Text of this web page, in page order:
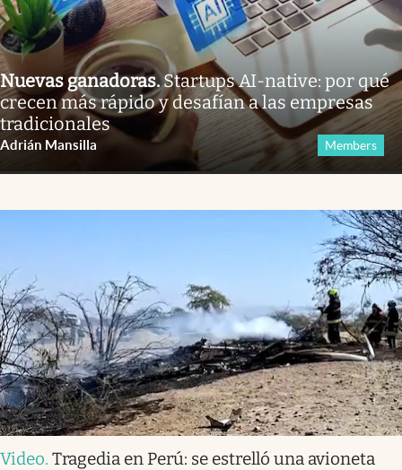
Nuevas ganadoras.Startups AI-native: por qué
crecen más rápido y desafían a las empresas
tradicionales
Adrián Mansilla Members
Video. Tragedia en Perú: se estrelló una avioneta